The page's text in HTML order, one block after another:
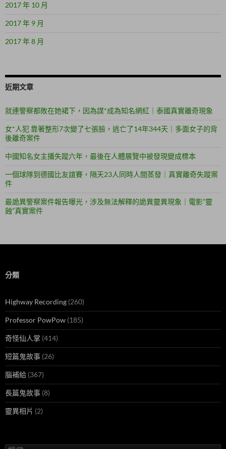
2017 年 10 月
2017 年 9 月
2017 年 8 月
近期文章
就連警察都敗在她裙下，因為謀*成為知名網紅｜泰國真實離奇現象
女*人犯 靠著整形7次變了七張臉，逃亡了14年344天｜多面女子的背
後離奇案件
中國知名女主播失蹤六年，最後在人體展覽中被發現變成標本
一個球隊到德國比友誼賽，隔天23人同時人間蒸發｜真實離奇失蹤案
件
最詭異警察案件報告曝光，涉及無法解釋的詭異靈異現象｜電影”靈
蝕”真實案件
分類
Highway Recording (260)
Professor PowPow (185)
奇怪仙人掌 (414)
短篇鬼故事 (26)
腦補給 (367)
長篇鬼故事 (8)
靈異相片 (2)